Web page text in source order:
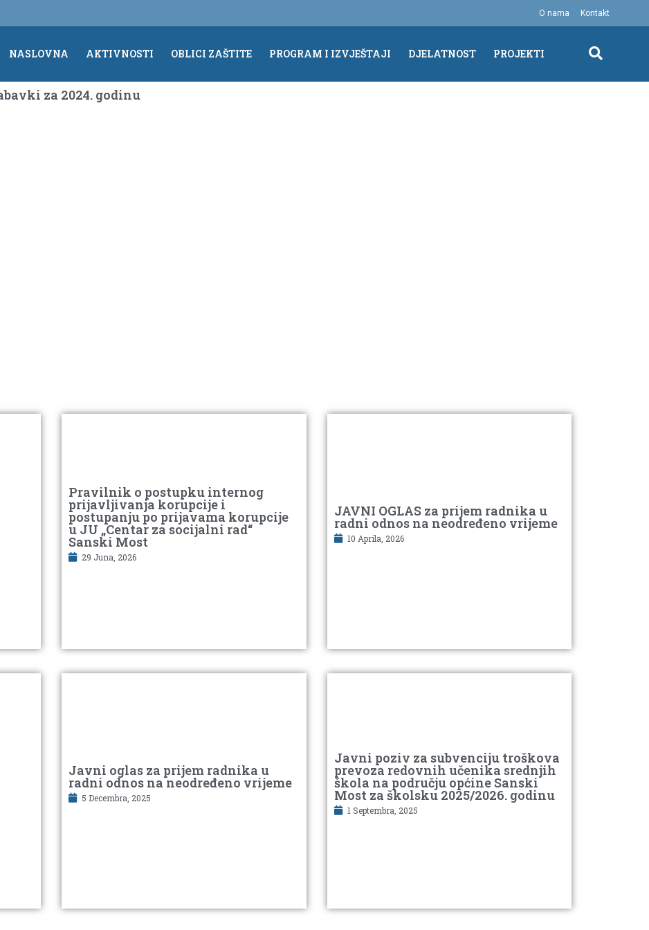
O nama Kontakt
NASLOVNA AKTIVNOSTI OBLICI ZAŠTITE PROGRAM I IZVJEŠTAJI DJELATNOST PROJEKTI
za 2024. godinu
Pravilnik o postupku internog
prijavljivanja korupcije i
postupanju po prijavama korupcije
u JU „Centar za socijalni rad“
Sanski Most
29 Juna, 2026
JAVNI OGLAS za prijem radnika u
radni odnos na neodređeno vrijeme
10 Aprila, 2026
Javni oglas za prijem radnika u
radni odnos na neodređeno vrijeme
5 Decembra, 2025
Javni poziv za subvenciju troškova
prevoza redovnih učenika srednjih
škola na području općine Sanski
Most za školsku 2025/2026. godinu
1 Septembra, 2025